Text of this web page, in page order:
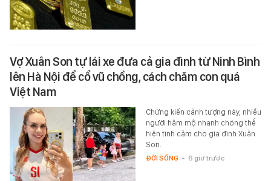
Vợ Xuân Son tự lái xe đưa cả gia đình từ Ninh Bình
lên Hà Nội để cổ vũ chồng, cách chăm con quá
Việt Nam
Chứng kiến cảnh tượng này, nhiều
người hâm mộ nhanh chóng thể
hiện tình cảm cho gia đình Xuân
Son.
ĐỜI SỐNG - 6 giờ trước